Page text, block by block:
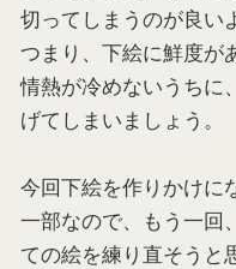
切ってしまうのが良い
つまり、下絵に鮮度が
情熱が冷めないうちに
げてしまいましょう。
今回下絵を作りかけに
一部なので、もう一回
ての絵を練り直そうと